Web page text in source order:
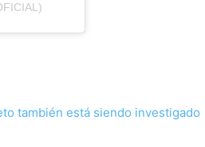
también está siendo investigado